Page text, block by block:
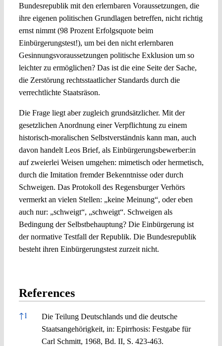
Bundesrepublik mit den erlernbaren Voraussetzungen, die
ihre eigenen politischen Grundlagen betreffen, nicht richtig
ernst nimmt (98 Prozent Erfolgsquote beim
Einbürgerungstest!), um bei den nicht erlernbaren
Gesinnungsvoraussetzungen politische Exklusion um so
leichter zu ermöglichen? Das ist die eine Seite der Sache,
die Zerstörung rechtsstaatlicher Standards durch die
verrechtlichte Staatsräson.
Die Frage liegt aber zugleich grundsätzlicher. Mit der
gesetzlichen Anordnung einer Verpflichtung zu einem
historisch-moralischen Selbstverständnis kann man, auch
davon handelt Leos Brief, als Einbürgerungsbewerber:in
auf zweierlei Weisen umgehen: mimetisch oder hermetisch,
durch die Imitation fremder Bekenntnisse oder durch
Schweigen. Das Protokoll des Regensburger Verhörs
vermerkt an vielen Stellen: „keine Meinung“, oder eben
auch nur: „schweigt“, „schweigt“. Schweigen als
Bedingung der Selbstbehauptung? Die Einbürgerung ist
der normative Testfall der Republik. Die Bundesrepublik
besteht ihren Einbürgerungstest zurzeit nicht.
References
References
↑1
Die Teilung Deutschlands und die deutsche
Staatsangehörigkeit, in: Epirrhosis: Festgabe für
Carl Schmitt, 1968, Bd. II, S. 423-463.